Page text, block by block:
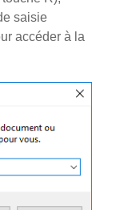
saisie
accéder à la